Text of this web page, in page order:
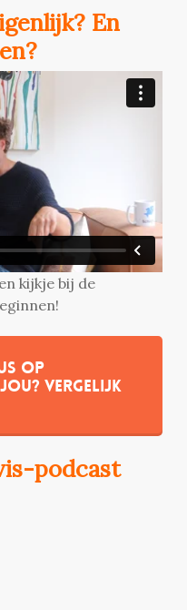
En
kijkje bij de
op
Vergelijk
podcast